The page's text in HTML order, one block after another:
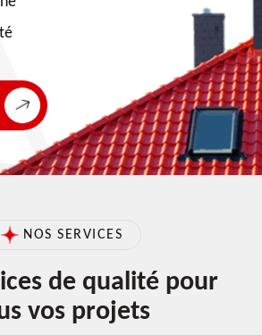
NOS SERVICES
de qualité pour
vos projets